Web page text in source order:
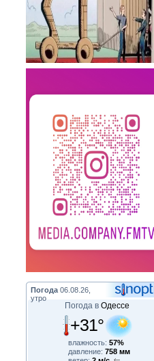
Погода 06.08.26,
утро
Погода в Одессе
+31°
влажность: 57%
давление: 758 мм